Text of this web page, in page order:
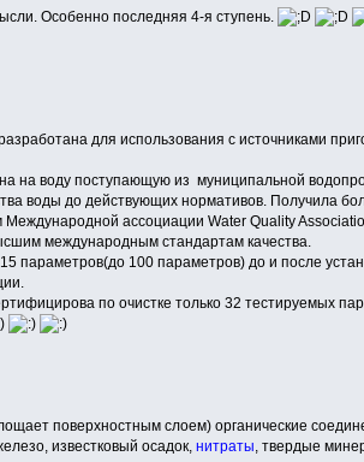
Особенно последняя 4-я ступень.
для использования с источниками
на воду поступающую из муниципальной
воды до действующих нормативов. Получила
ассоциации Water Quality
международным стандартам качества.
параметров(до 100 параметров) до и после
по очистке только 32 тестируемых
поверхностным слоем) органические
известковый осадок, нитраты, твердые